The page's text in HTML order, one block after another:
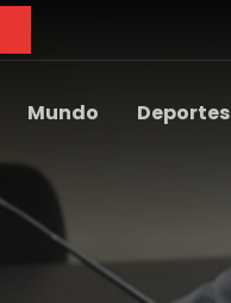
Mundo Deportes